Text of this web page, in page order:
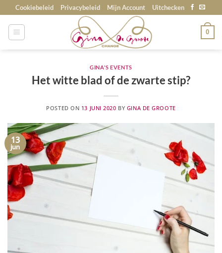
to
content
Cookiebeleid Privacybeleid Mijn Account Uitchecken
0
GINA'S EVENTS
Het witte blad of de zwarte stip?
POSTED ON 13 JUNI 2020 BY GINA DE GROOTE
13
jun